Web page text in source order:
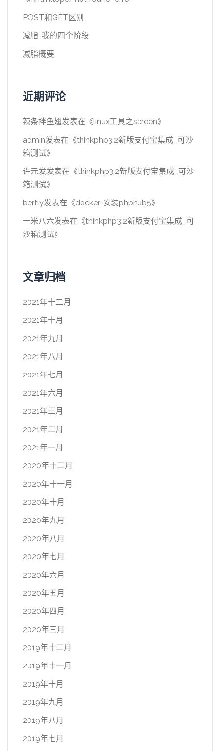
POST和GET区别
减脂-我的四个阶段
减脂概要
近期评论
辣条拌鱼翅发表在《linux工具之screen》
admin发表在《thinkphp3.2新版支付宝集成_可沙
箱测试》
许元发发表在《thinkphp3.2新版支付宝集成_可沙
箱测试》
bertly发表在《docker-安装phphub5》
一米八六发表在《thinkphp3.2新版支付宝集成_可
沙箱测试》
文章归档
2021年十二月
2021年十月
2021年九月
2021年八月
2021年七月
2021年六月
2021年三月
2021年二月
2021年一月
2020年十二月
2020年十一月
2020年十月
2020年九月
2020年八月
2020年七月
2020年六月
2020年五月
2020年四月
2020年三月
2019年十二月
2019年十一月
2019年十月
2019年九月
2019年八月
2019年七月